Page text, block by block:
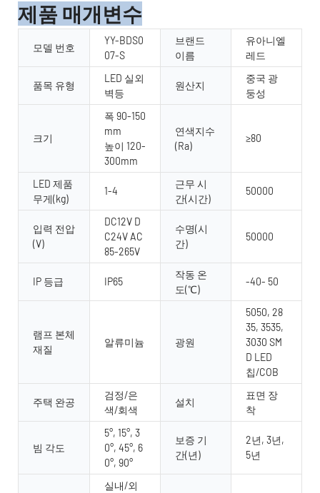
제품 매개변수
모델 번호
YY-BDS0
07-S
브랜드
이름
유아니엘
레드
품목 유형
LED 실외
벽등
원산지
중국 광
둥성
크기
폭 90-150
mm
높이 120-
300mm
연색지수
(Ra)
≥80
LED 제품
무게(kg)
1-4
근무 시
간(시간)
50000
입력 전압
(V)
DC12V D
C24V AC
85-265V
수명(시
간)
50000
IP 등급 IP65
작동 온
도(℃)
-40- 50
램프 본체
재질
알류미늄 광원
5050, 28
35, 3535,
3030 SM
D LED
칩/COB
주택 완공
검정/은
색/회색
설치
표면 장
착
빔 각도
5°, 15°, 3
0°, 45°, 6
0°, 90°
보증 기
간(년)
2년, 3년,
5년
실내/외